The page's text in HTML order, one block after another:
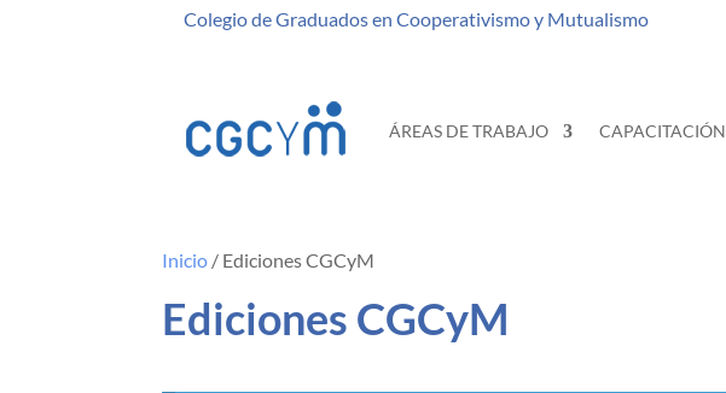
Colegio de Graduados en Cooperativismo y Mutualismo
ÁREAS DE TRABAJO CAPACITACIÓN
Inicio / Ediciones CGCyM
Ediciones CGCyM